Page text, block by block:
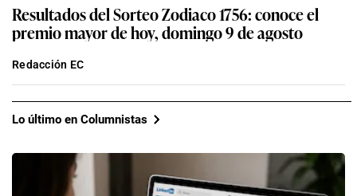
Resultados del Sorteo Zodiaco 1756: conoce el
premio mayor de hoy, domingo 9 de agosto
Redacción EC
Lo último en Columnistas